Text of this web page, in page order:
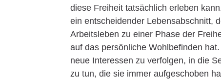
diese Freiheit tatsächlich erleben
ein entscheidender Lebensabschnitt,
Arbeitsleben zu einer Phase der
auf das persönliche Wohlbefinden
neue Interessen zu verfolgen, in die
zu tun, die sie immer aufgeschoben